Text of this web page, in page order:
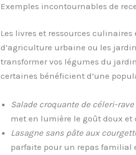
Exemples incontournables de
Les livres et ressources
d’agriculture urbaine ou les
transformer vos légumes du
certaines bénéficient d’une
Salade croquante de céleri-
met en lumière le goût doux
Lasagne sans pâte aux
parfaite pour un repas familial